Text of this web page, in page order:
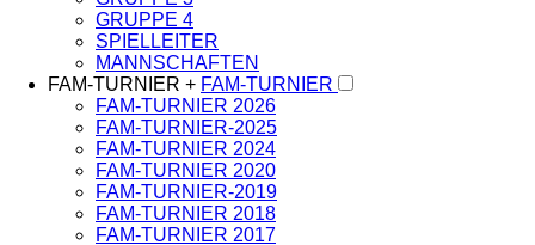
GRUPPE 4
SPIELLEITER
MANNSCHAFTEN
FAM-TURNIER + FAM-TURNIER
FAM-TURNIER 2026
FAM-TURNIER-2025
FAM-TURNIER 2024
FAM-TURNIER 2020
FAM-TURNIER-2019
FAM-TURNIER 2018
FAM-TURNIER 2017